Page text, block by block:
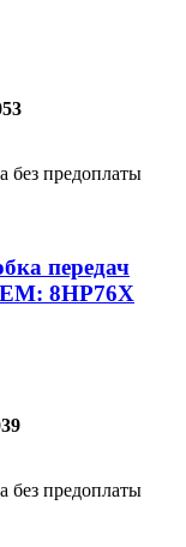
без предоплаты
передач
8HP76X
без предоплаты